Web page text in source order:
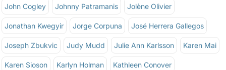
John Cogley Johnny Patramanis Jolène Olivier
Jonathan Kwegyir Jorge Corpuna José Herrera Gallegos
Joseph Zbukvic Judy Mudd Julie Ann Karlsson Karen Mai
Karen Sioson Karlyn Holman Kathleen Conover